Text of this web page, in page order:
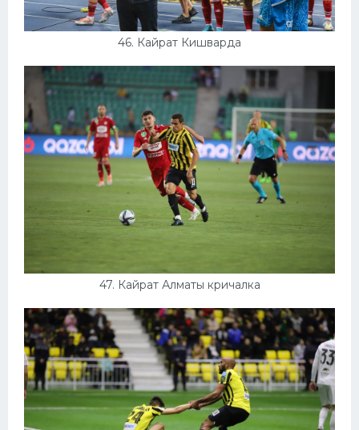
46. Кайрат Кишварда
47. Кайрат Алматы кричалка